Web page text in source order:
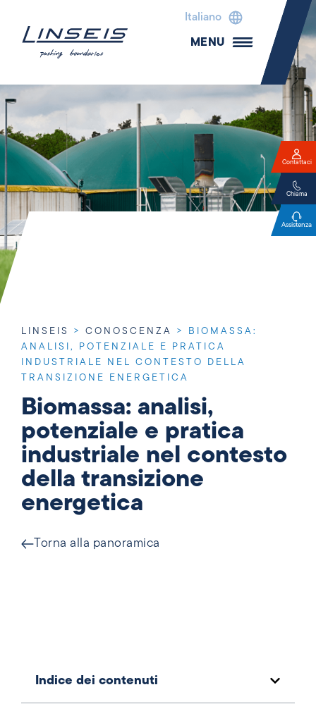
Italiano
MENU
LINSEIS > CONOSCENZA > BIOMASSA:
ANALISI, POTENZIALE E PRATICA
INDUSTRIALE NEL CONTESTO DELLA
TRANSIZIONE ENERGETICA
Biomassa: analisi,
potenziale e pratica
industriale nel contesto
della transizione
energetica
Torna alla panoramica
Indice dei contenuti
Contattaci
Chiama
Assistenza